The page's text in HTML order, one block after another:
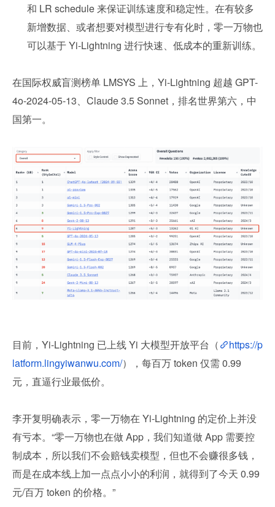
和 LR schedule 来保证训练速度和稳定性。在有较多
新增数据、或者想要对模型进行专有化时，零一万物也
可以基于 Yi-Lightning 进行快速、低成本的重新训练。
在国际权威盲测榜单 LMSYS 上，Yi-Lightning 超越 GPT-
4o-2024-05-13、Claude 3.5 Sonnet，排名世界第六，中
国第一。
目前，Yi-Lightning 已上线 Yi 大模型开放平台（
https://p
latform.lingyiwanwu.com/），每百万 token 仅需 0.99
元，直逼行业最低价。
李开复明确表示，零一万物在 Yi-Lightning 的定价上并没
有亏本。“零一万物也在做 App，我们知道做 App 需要控
制成本，所以我们不会赔钱卖模型，但也不会赚很多钱，
而是在成本线上加一点点小小的利润，就得到了今天 0.99
元/百万 token 的价格。”